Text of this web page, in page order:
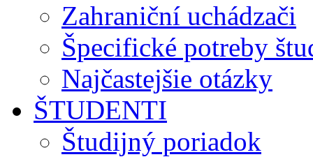
Zahraniční uchádzači
Špecifické potreby
Najčastejšie otázky
ŠTUDENTI
Študijný poriadok